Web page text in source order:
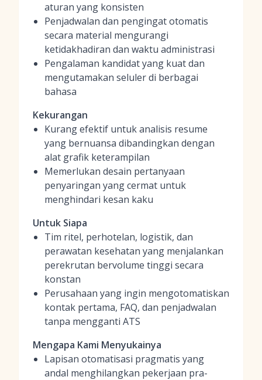
aturan yang konsisten
Penjadwalan dan pengingat otomatis
secara material mengurangi
ketidakhadiran dan waktu administrasi
Pengalaman kandidat yang kuat dan
mengutamakan seluler di berbagai
bahasa
Kekurangan
Kurang efektif untuk analisis resume
yang bernuansa dibandingkan dengan
alat grafik keterampilan
Memerlukan desain pertanyaan
penyaringan yang cermat untuk
menghindari kesan kaku
Untuk Siapa
Tim ritel, perhotelan, logistik, dan
perawatan kesehatan yang menjalankan
perekrutan bervolume tinggi secara
konstan
Perusahaan yang ingin mengotomatiskan
kontak pertama, FAQ, dan penjadwalan
tanpa mengganti ATS
Mengapa Kami Menyukainya
Lapisan otomatisasi pragmatis yang
andal menghilangkan pekerjaan pra-